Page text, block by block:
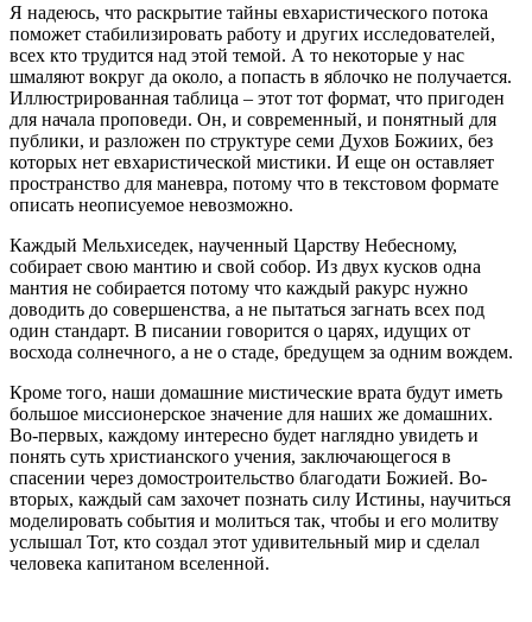
Я надеюсь, что раскрытие тайны евхаристического потока
поможет стабилизировать работу и других исследователей,
всех кто трудится над этой темой. А то некоторые у нас
шмаляют вокруг да около, а попасть в яблочко не получается.
Иллюстрированная таблица – этот тот формат, что пригоден
для начала проповеди. Он, и современный, и понятный для
публики, и разложен по структуре семи Духов Божиих, без
которых нет евхаристической мистики. И еще он оставляет
пространство для маневра, потому что в текстовом формате
описать неописуемое невозможно.
Каждый Мельхиседек, наученный Царству Небесному,
собирает свою мантию и свой собор. Из двух кусков одна
мантия не собирается потому что каждый ракурс нужно
доводить до совершенства, а не пытаться загнать всех под
один стандарт. В писании говорится о царях, идущих от
восхода солнечного, а не о стаде, бредущем за одним вождем.
Кроме того, наши домашние мистические врата будут иметь
большое миссионерское значение для наших же домашних.
Во-первых, каждому интересно будет наглядно увидеть и
понять суть христианского учения, заключающегося в
спасении через домостроительство благодати Божией. Во-
вторых, каждый сам захочет познать силу Истины, научиться
моделировать события и молиться так, чтобы и его молитву
услышал Тот, кто создал этот удивительный мир и сделал
человека капитаном вселенной.